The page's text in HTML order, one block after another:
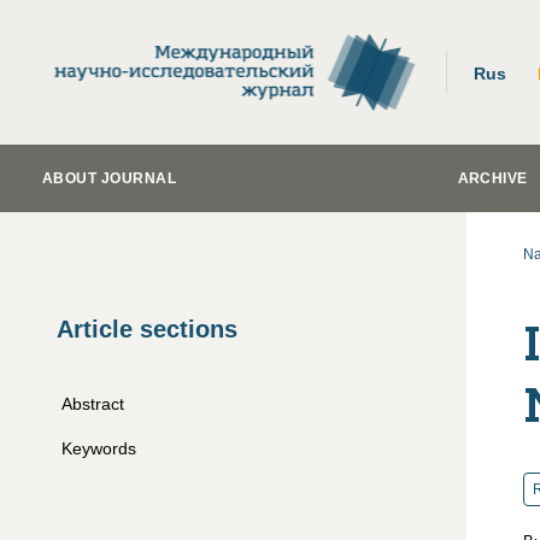
Rus
ABOUT JOURNAL ARCHIVE
Article sections
Abstract
Keywords